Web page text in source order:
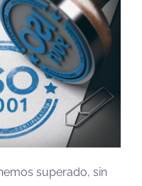
superado, sin